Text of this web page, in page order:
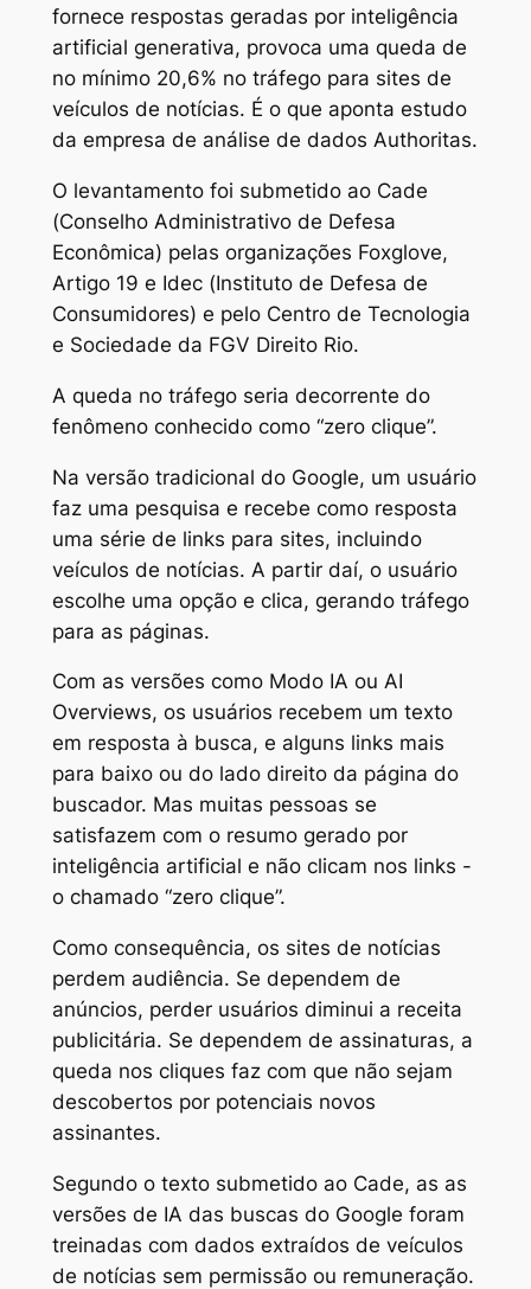
fornece respostas geradas por inteligência
artificial generativa, provoca uma queda de
no mínimo 20,6% no tráfego para sites de
veículos de notícias. É o que aponta estudo
da empresa de análise de dados Authoritas.
O levantamento foi submetido ao Cade
(Conselho Administrativo de Defesa
Econômica) pelas organizações Foxglove,
Artigo 19 e Idec (Instituto de Defesa de
Consumidores) e pelo Centro de Tecnologia
e Sociedade da FGV Direito Rio.
A queda no tráfego seria decorrente do
fenômeno conhecido como “zero clique”.
Na versão tradicional do Google, um usuário
faz uma pesquisa e recebe como resposta
uma série de links para sites, incluindo
veículos de notícias. A partir daí, o usuário
escolhe uma opção e clica, gerando tráfego
para as páginas.
Com as versões como Modo IA ou AI
Overviews, os usuários recebem um texto
em resposta à busca, e alguns links mais
para baixo ou do lado direito da página do
buscador. Mas muitas pessoas se
satisfazem com o resumo gerado por
inteligência artificial e não clicam nos links -
o chamado “zero clique”.
Como consequência, os sites de notícias
perdem audiência. Se dependem de
anúncios, perder usuários diminui a receita
publicitária. Se dependem de assinaturas, a
queda nos cliques faz com que não sejam
descobertos por potenciais novos
assinantes.
Segundo o texto submetido ao Cade, as as
versões de IA das buscas do Google foram
treinadas com dados extraídos de veículos
de notícias sem permissão ou remuneração.